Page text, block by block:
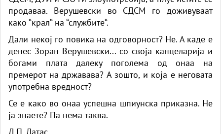
продаваа. Верушевски во СДСМ го доживуваат
како “крал“ на “службите“.
Дали некој го повика на одговорност? Не. А каде е
денес Зоран Верушевски... со своја канцеларија и
богами плата далеку поголема од онаа на
премерот на државава? А зошто, и која е неговата
употребна вредност?
Се е како во онаа успешна шпиунска приказна. Не
ја знаете? Па нема таква.
Д.П. Латас